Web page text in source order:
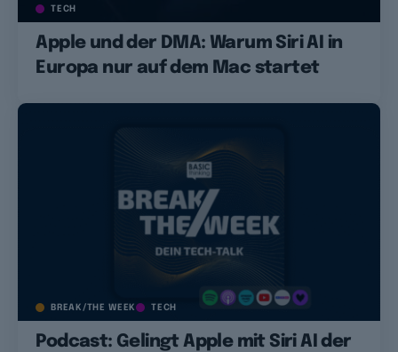
TECH
Apple und der DMA: Warum Siri AI in
Europa nur auf dem Mac startet
BREAK/THE WEEK TECH
Podcast: Gelingt Apple mit Siri AI der